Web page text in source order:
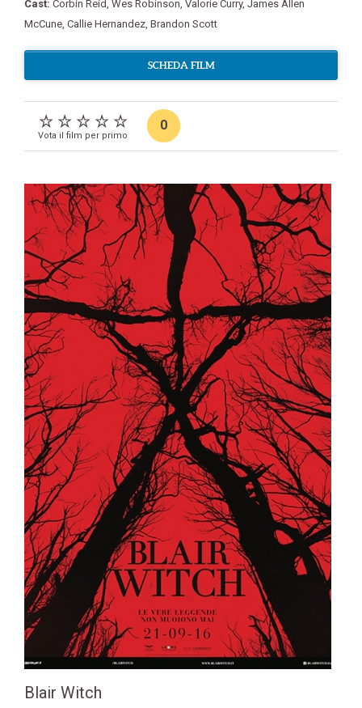
Cast: Corbin Reid Wes Robinson Valorie Curry, James Allen
McCune Callie Hernandez Brandon Scott
SCHEDA FILM
Vota il film per primo
0
Blair Witch